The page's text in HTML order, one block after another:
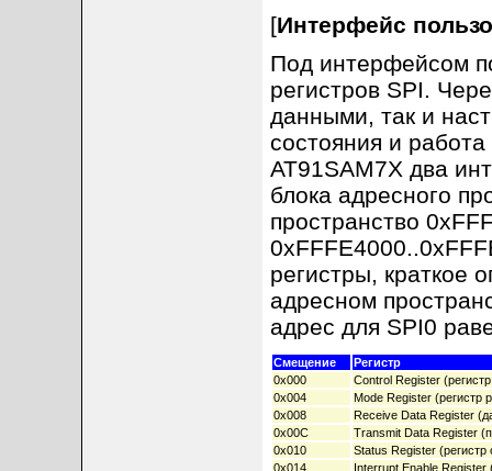
[Интерфейс
Под интерфейсом
регистров SPI.
данными, так и
состояния и
AT91SAM7X два
блока адресного
пространство
регистры, краткое
адресном
адрес для SPI0
Смещение
Регистр
0x000
Control Register
0x004
Mode Register (регистр
0x008
Receive Data Register
0x00C
Transmit Data Register
0x010
Status Register (регистр
0x014
Interrupt Enable Register